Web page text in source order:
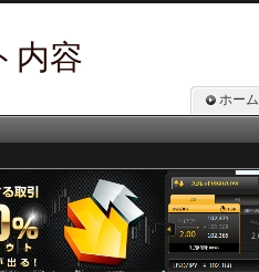
内容
ホーム